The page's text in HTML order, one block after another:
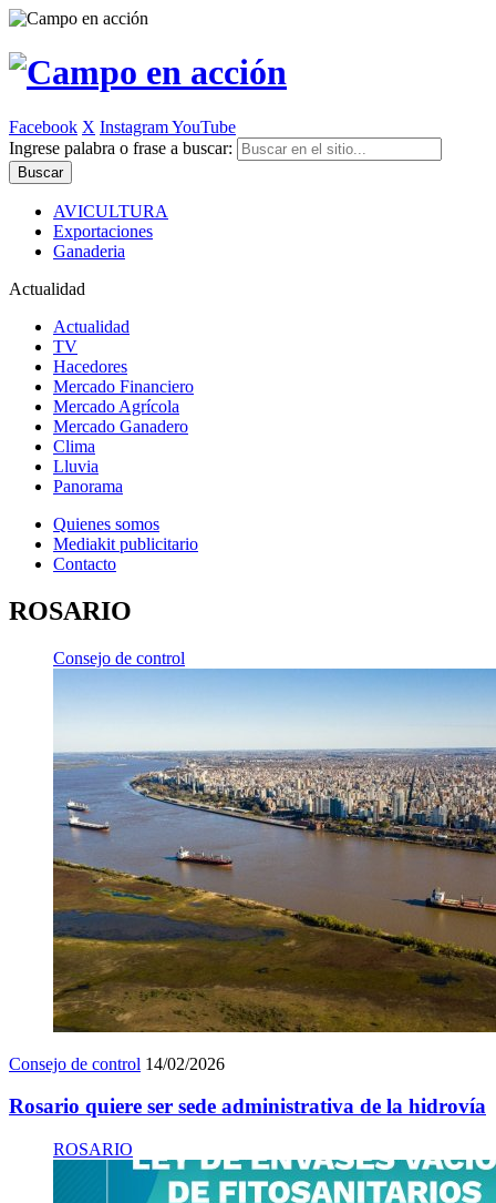
Facebook X InstagramYouTube
Ingrese palabra o frase a buscar:
AVICULTURA
Exportaciones
Ganaderia
Actualidad
Actualidad
TV
Hacedores
Mercado Financiero
Mercado Agrícola
Mercado Ganadero
Clima
Lluvia
Panorama
Quienes somos
Mediakit publicitario
Contacto
ROSARIO
Consejo de control
Consejo de control 14/02/2026
Rosario quiere ser sede administrativa de la hidrovía
ROSARIO